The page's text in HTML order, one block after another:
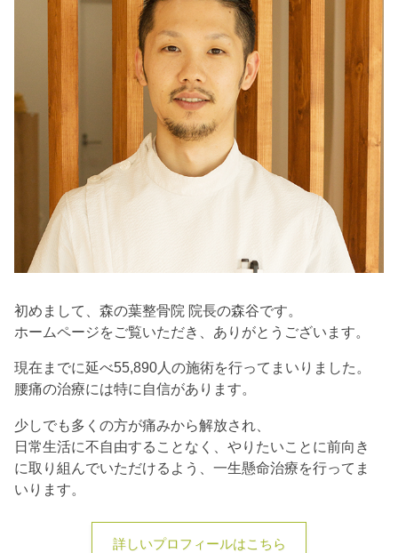
初めまして、森の葉整骨院 院長の森谷です。
ホームページをご覧いただき、ありがとうございます。
現在までに延べ55,890人の施術を行ってまいりました。
腰痛の治療には特に自信があります。
少しでも多くの方が痛みから解放され、
日常生活に不自由することなく、やりたいことに前向き
に取り組んでいただけるよう、一生懸命治療を行ってま
いります。
詳しいプロフィールはこちら